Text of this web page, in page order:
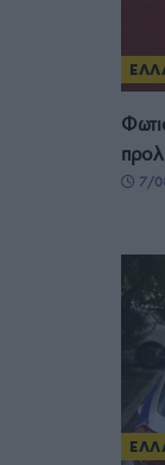
7/